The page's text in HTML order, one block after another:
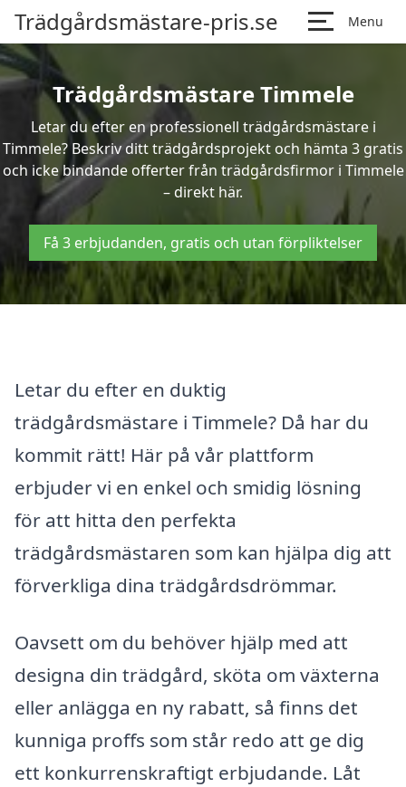
Trädgårdsmästare-pris.se Menu
Trädgårdsmästare Timmele
Letar du efter en professionell trädgårdsmästare i
Timmele? Beskriv ditt trädgårdsprojekt och hämta 3 gratis
och icke bindande offerter från trädgårdsfirmor i Timmele
– direkt här.
Få 3 erbjudanden, gratis och utan förpliktelser
Letar du efter en duktig
trädgårdsmästare i Timmele? Då har du
kommit rätt! Här på vår plattform
erbjuder vi en enkel och smidig lösning
för att hitta den perfekta
trädgårdsmästaren som kan hjälpa dig att
förverkliga dina trädgårdsdrömmar.
Oavsett om du behöver hjälp med att
designa din trädgård, sköta om växterna
eller anlägga en ny rabatt, så finns det
kunniga proffs som står redo att ge dig
ett konkurrenskraftigt erbjudande. Låt